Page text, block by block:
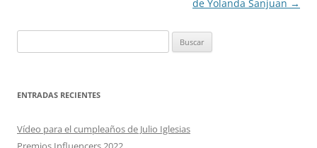
de Yolanda Sanjuan →
ENTRADAS RECIENTES
Vídeo para el cumpleaños de Julio Iglesias